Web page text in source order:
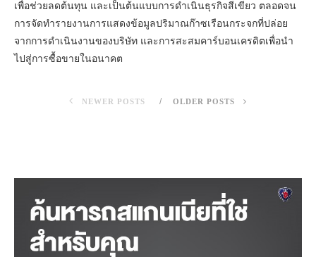
เพื่อช่วยลดต้นทุน และเป็นต้นแบบการดำเนินธุรกิจสีเขียว ตลอดจน
การจัดทำรายงานการแสดงข้อมูลปริมาณก๊าซเรือนกระจกที่ปล่อย
จากการดำเนินงานของบริษัท และการสะสมคาร์บอนเครดิตเพื่อนำ
ไปสู่การซื้อขายในอนาคต
NEWER POSTS OLDER POSTS